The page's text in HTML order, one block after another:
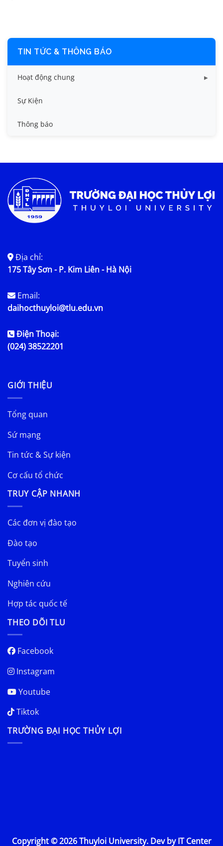
TIN TỨC & THÔNG BÁO
Hoạt động chung
Tin công tác sinh viên
Tin đào tạo
Tin tức chung
Sự Kiện
Thông báo
Địa chỉ:
175 Tây Sơn - P. Kim Liên - Hà Nội
Email:
daihocthuyloi@tlu.edu.vn
Điện Thoại:
(024) 38522201
GIỚI THIỆU
Tổng quan
Sứ mạng
Tin tức & Sự kiện
Cơ cấu tổ chức
TRUY CẬP NHANH
Các đơn vị đào tạo
Đào tạo
Tuyển sinh
Nghiên cứu
Hợp tác quốc tế
THEO DÕI TLU
Facebook
Instagram
Youtube
Tiktok
TRƯỜNG ĐẠI HỌC THỦY LỢI
Copyright © 2026 Thuyloi University. Dev by IT Center